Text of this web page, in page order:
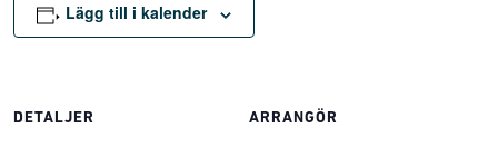
Lägg till i kalender
DETALJER ARRANGÖR